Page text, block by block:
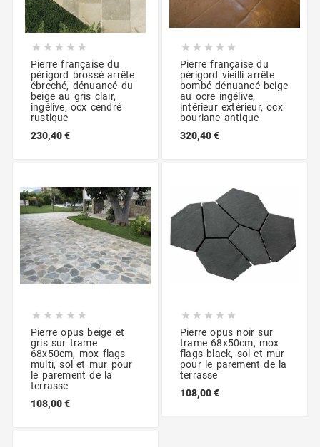
    
Pierre française du
périgord brossé arrête
ébreché, dénuancé du
beige au gris clair,
ingélive, ocx cendré
rustique
230,40 €
    
Pierre française du
périgord vieilli arrête
bombé dénuancé beige
au ocre ingélive,
intérieur extérieur, ocx
bouriane antique
320,40 €
    
Pierre opus beige et
gris sur trame
68x50cm, mox flags
multi, sol et mur pour
le parement de la
terrasse
108,00 €
    
Pierre opus noir sur
trame 68x50cm, mox
flags black, sol et mur
pour le parement de la
terrasse
108,00 €